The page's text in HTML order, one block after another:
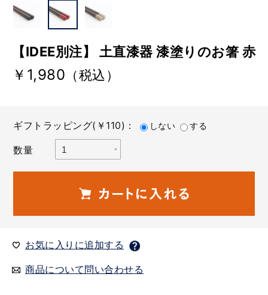
【IDEE別注】 土直漆器 漆塗りのお箸 赤
￥1,980 （税込）
ギフトラッピング(￥110)： しない する
数量
お気に入りに追加する
商品について問い合わせる